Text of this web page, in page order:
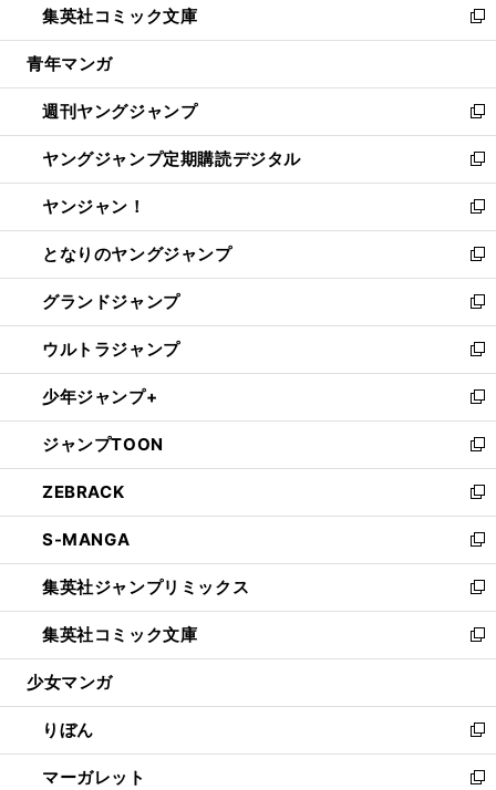
く
で
開
ド
ウ
開
く
ィ
ン
ウ
で
開
く
い
ウ
ン
ド
ウ
で
開
く
集英社コミック文庫
新
し
ウ
ィ
ン
ド
ウ
で
開
く
青年マンガ
週刊ヤングジャンプ
新
し
い
ウ
ィ
ン
ド
ウ
で
開
く
ヤングジャンプ定期購読デジタル
新
し
い
ウ
ィ
ン
ド
ウ
で
開
く
ヤンジャン！
新
し
い
ウ
ィ
ン
ド
ウ
で
開
く
となりのヤングジャンプ
新
し
い
ウ
ィ
ン
ド
ウ
で
開
く
グランドジャンプ
新
し
い
ウ
ィ
ン
ド
ウ
で
開
く
ウルトラジャンプ
新
し
い
ウ
ィ
ン
ド
ウ
で
開
く
少年ジャンプ+
新
し
い
ウ
ィ
ン
ド
ウ
で
開
く
ジャンプTOON
新
し
い
ウ
ィ
ン
ド
ウ
で
開
ZEBRACK
新
し
い
ウ
ィ
ン
ド
ウ
開
く
S-MANGA
新
し
い
ウ
ィ
ン
ウ
で
開
く
集英社ジャンプリミックス
新
し
い
ウ
ン
ド
ウ
で
集英社コミック文庫
新
し
ウ
ィ
ン
ド
少女マンガ
りぼん
新
し
い
マーガレット 新